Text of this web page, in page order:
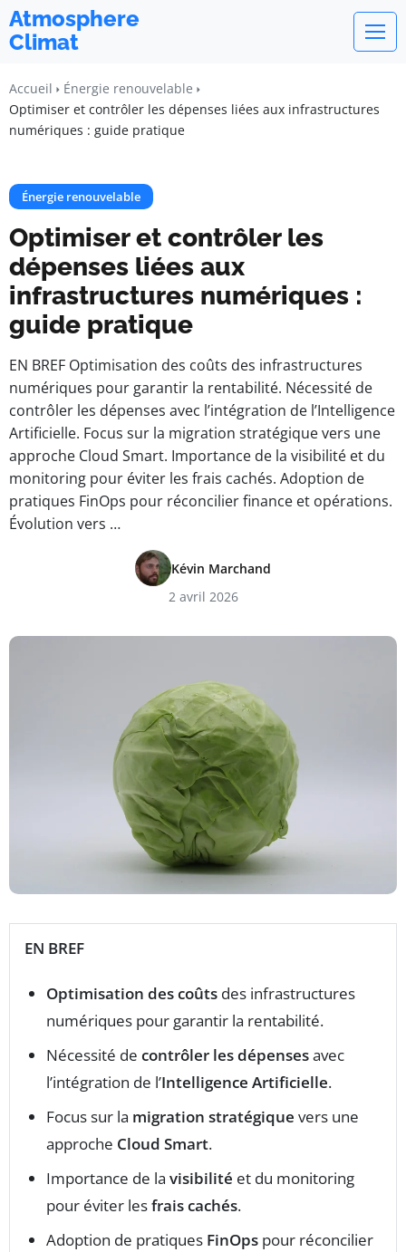
Atmosphere
Climat
Accueil
Énergie renouvelable
Optimiser et contrôler les dépenses liées aux infrastructures
numériques : guide pratique
Énergie renouvelable
Optimiser et contrôler les
dépenses liées aux
infrastructures numériques :
guide pratique
EN BREF Optimisation des coûts des infrastructures
numériques pour garantir la rentabilité. Nécessité de
contrôler les dépenses avec l’intégration de l’Intelligence
Artificielle. Focus sur la migration stratégique vers une
approche Cloud Smart. Importance de la visibilité et du
monitoring pour éviter les frais cachés. Adoption de
pratiques FinOps pour réconcilier finance et opérations.
Évolution vers …
Kévin Marchand
2 avril 2026
EN BREF
Optimisation des coûts des infrastructures
numériques pour garantir la rentabilité.
Nécessité de contrôler les dépensesavec
l’intégration de l’Intelligence Artificielle.
Focus sur la migration stratégique vers une
approche Cloud Smart.
Importance de la visibilité et du monitoring
pour éviter lesfrais cachés.
Adoption de pratiques FinOps pour réconcilier